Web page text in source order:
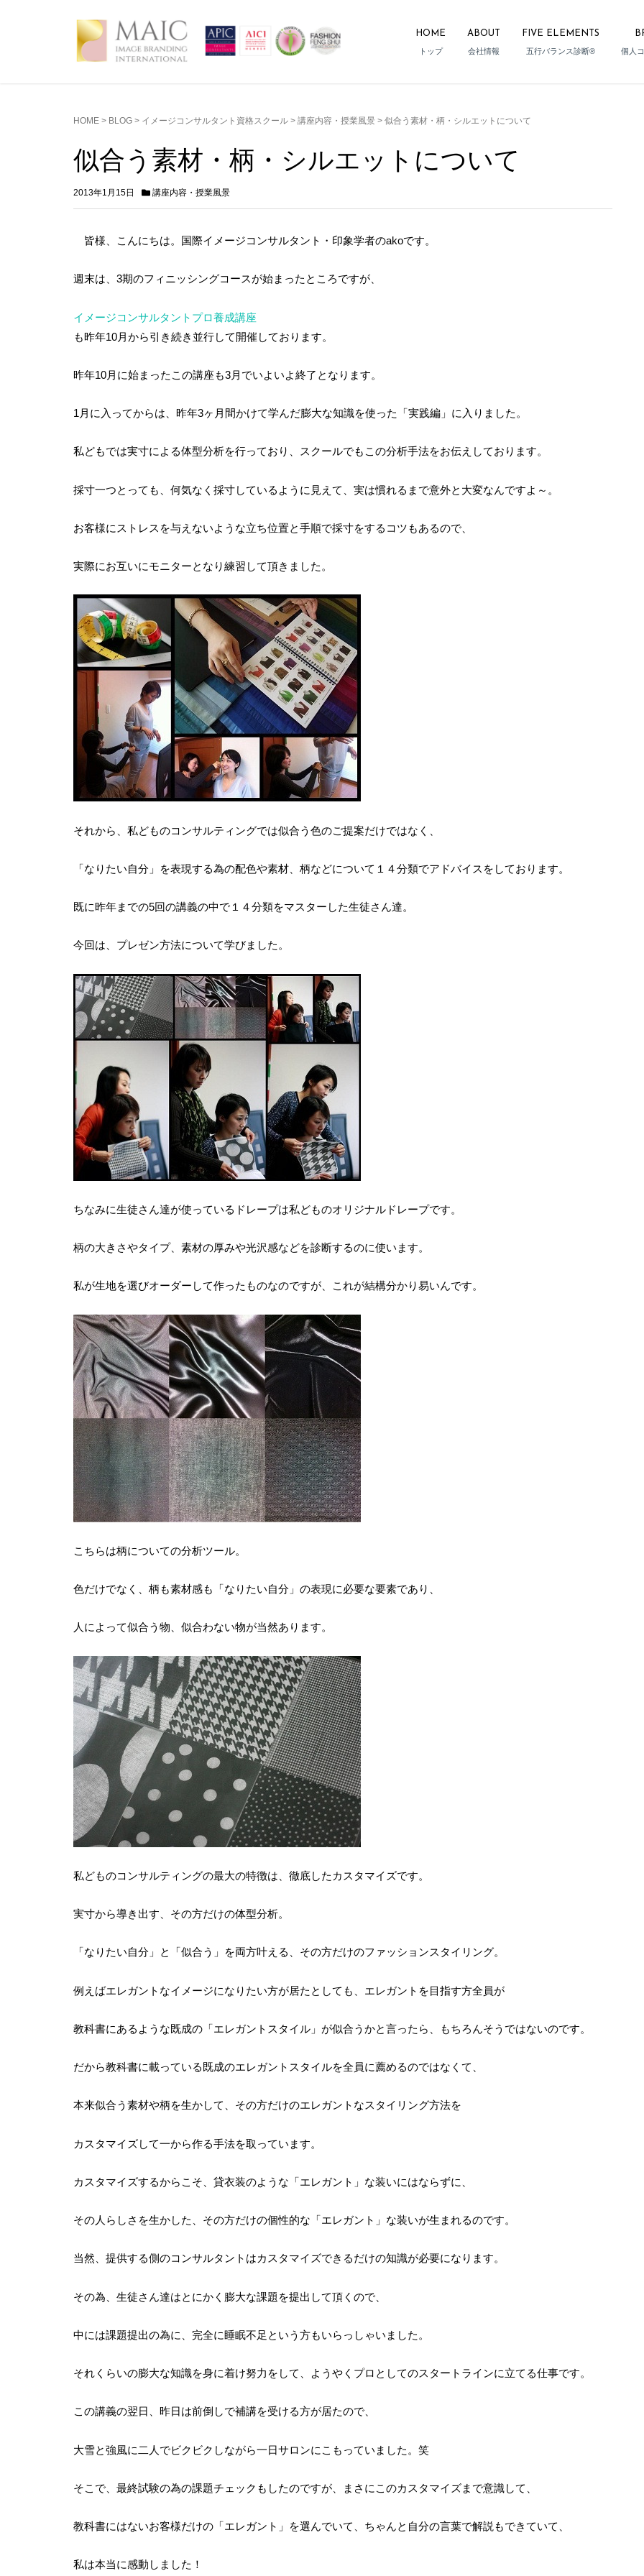
HOME
トップ
ABOUT
会社情報
FIVE ELEMENTS
五行バランス診断® 個人
HOME > BLOG > イメージコンサルタント資格スクール > 講座内容・授業風景 > 似合う素材・柄・シルエットについて
似合う素材・柄・シルエットについて
2013年1月15日 講座内容・授業風景
皆様、こんにちは。国際イメージコンサルタント・印象学者のakoです。
週末は、3期のフィニッシングコースが始まったところですが、
イメージコンサルタントプロ養成講座
も昨年10月から引き続き並行して開催しております。
昨年10月に始まったこの講座も3月でいよいよ終了となります。
1月に入ってからは、昨年3ヶ月間かけて学んだ膨大な知識を使った「実践編」に入りました。
私どもでは実寸による体型分析を行っており、スクールでもこの分析手法をお伝えしております。
採寸一つとっても、何気なく採寸しているように見えて、実は慣れるまで意外と大変なんですよ～。
お客様にストレスを与えないような立ち位置と手順で採寸をするコツもあるので、
実際にお互いにモニターとなり練習して頂きました。
それから、私どものコンサルティングでは似合う色のご提案だけではなく、
「なりたい自分」を表現する為の配色や素材、柄などについて１４分類でアドバイスをしております。
既に昨年までの5回の講義の中で１４分類をマスターした生徒さん達。
今回は、プレゼン方法について学びました。
ちなみに生徒さん達が使っているドレープは私どものオリジナルドレープです。
柄の大きさやタイプ、素材の厚みや光沢感などを診断するのに使います。
私が生地を選びオーダーして作ったものなのですが、これが結構分かり易いんです。
こちらは柄についての分析ツール。
色だけでなく、柄も素材感も「なりたい自分」の表現に必要な要素であり、
人によって似合う物、似合わない物が当然あります。
私どものコンサルティングの最大の特徴は、徹底したカスタマイズです。
実寸から導き出す、その方だけの体型分析。
「なりたい自分」と「似合う」を両方叶える、その方だけのファッションスタイリング。
例えばエレガントなイメージになりたい方が居たとしても、エレガントを目指す方全員が
教科書にあるような既成の「エレガントスタイル」が似合うかと言ったら、もちろんそうではないのです。
だから教科書に載っている既成のエレガントスタイルを全員に薦めるのではなくて、
本来似合う素材や柄を生かして、その方だけのエレガントなスタイリング方法を
カスタマイズして一から作る手法を取っています。
カスタマイズするからこそ、貸衣装のような「エレガント」な装いにはならずに、
その人らしさを生かした、その方だけの個性的な「エレガント」な装いが生まれるのです。
当然、提供する側のコンサルタントはカスタマイズできるだけの知識が必要になります。
その為、生徒さん達はとにかく膨大な課題を提出して頂くので、
中には課題提出の為に、完全に睡眠不足という方もいらっしゃいました。
それくらいの膨大な知識を身に着け努力をして、ようやくプロとしてのスタートラインに立てる仕事です。
この講義の翌日、昨日は前倒しで補講を受ける方が居たので、
大雪と強風に二人でビクビクしながら一日サロンにこもっていました。笑
そこで、最終試験の為の課題チェックもしたのですが、まさにこのカスタマイズまで意識して、
教科書にはないお客様だけの「エレガント」を選んでいて、ちゃんと自分の言葉で解説もできていて、
私は本当に感動しました！